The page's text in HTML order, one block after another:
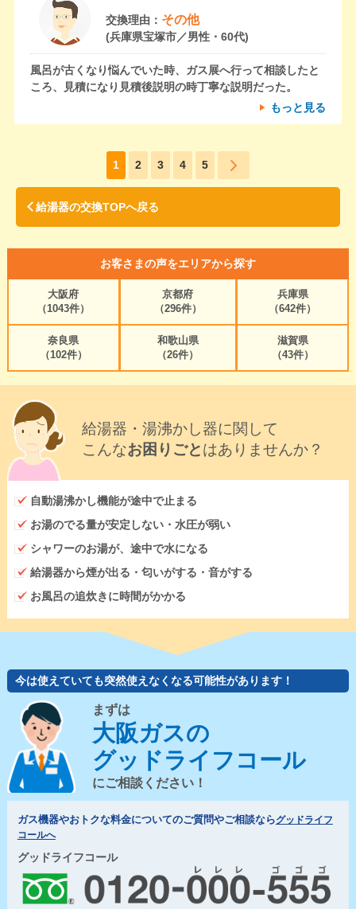
交換理由： その他
(兵庫県宝塚市／男性・60代)
風呂が古くなり悩んでいた時、ガス展へ行って相談したと
ころ、見積になり見積後説明の時丁寧な説明だった。
もっと見る
1 2 3 4 5
給湯器の交換TOPへ戻る
お客さまの声をエリアから探す
大阪府
（1043件）
京都府
（296件）
兵庫県
（642件）
奈良県
（102件）
和歌山県
（26件）
滋賀県
（43件）
給湯器・湯沸かし器に関して
こんなお困りごとはありませんか？
自動湯沸かし機能が途中で止まる
お湯のでる量が安定しない・水圧が弱い
シャワーのお湯が、途中で水になる
給湯器から煙が出る・匂いがする・音がする
お風呂の追炊きに時間がかかる
今は使えていても突然使えなくなる可能性があります！
まずは
大阪ガスの
グッドライフコール
にご相談ください！
ガス機器やおトクな料金についてのご質問やご相談ならグッドライフ
コールへ
グッドライフコール